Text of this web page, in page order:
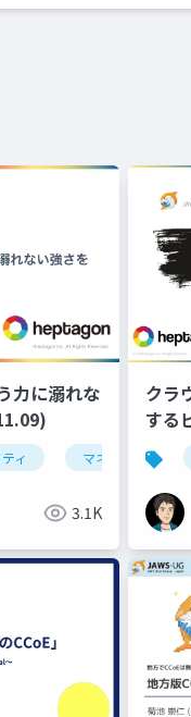
力に溺れな
ィ マネジメント
3.1K
クラ
する
UG